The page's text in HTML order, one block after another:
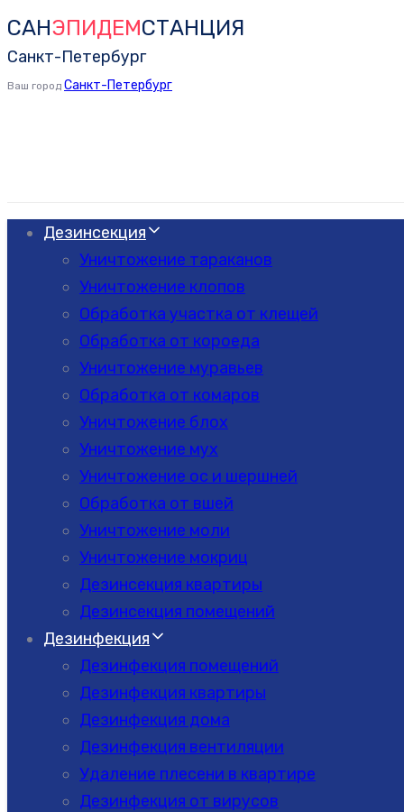
Skip
links
Skip
to
primary
САНЭПИДЕМСТАНЦИЯ
Санкт-Петербург
Ваш город Санкт-Петербург
Дезинсекция
Уничтожение тараканов
Уничтожение клопов
Обработка участка от клещей
Обработка от короеда
Уничтожение муравьев
Обработка от комаров
Уничтожение блох
Уничтожение мух
Уничтожение ос и шершней
Обработка от вшей
Уничтожение моли
Уничтожение мокриц
Дезинсекция квартиры
Дезинсекция помещений
Дезинфекция
Дезинфекция помещений
Дезинфекция квартиры
Дезинфекция дома
Дезинфекция вентиляции
Удаление плесени в квартире
Дезинфекция от вирусов